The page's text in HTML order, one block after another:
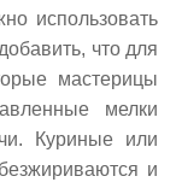
использовать
что для
мастерицы
мелки
Куриные или
и